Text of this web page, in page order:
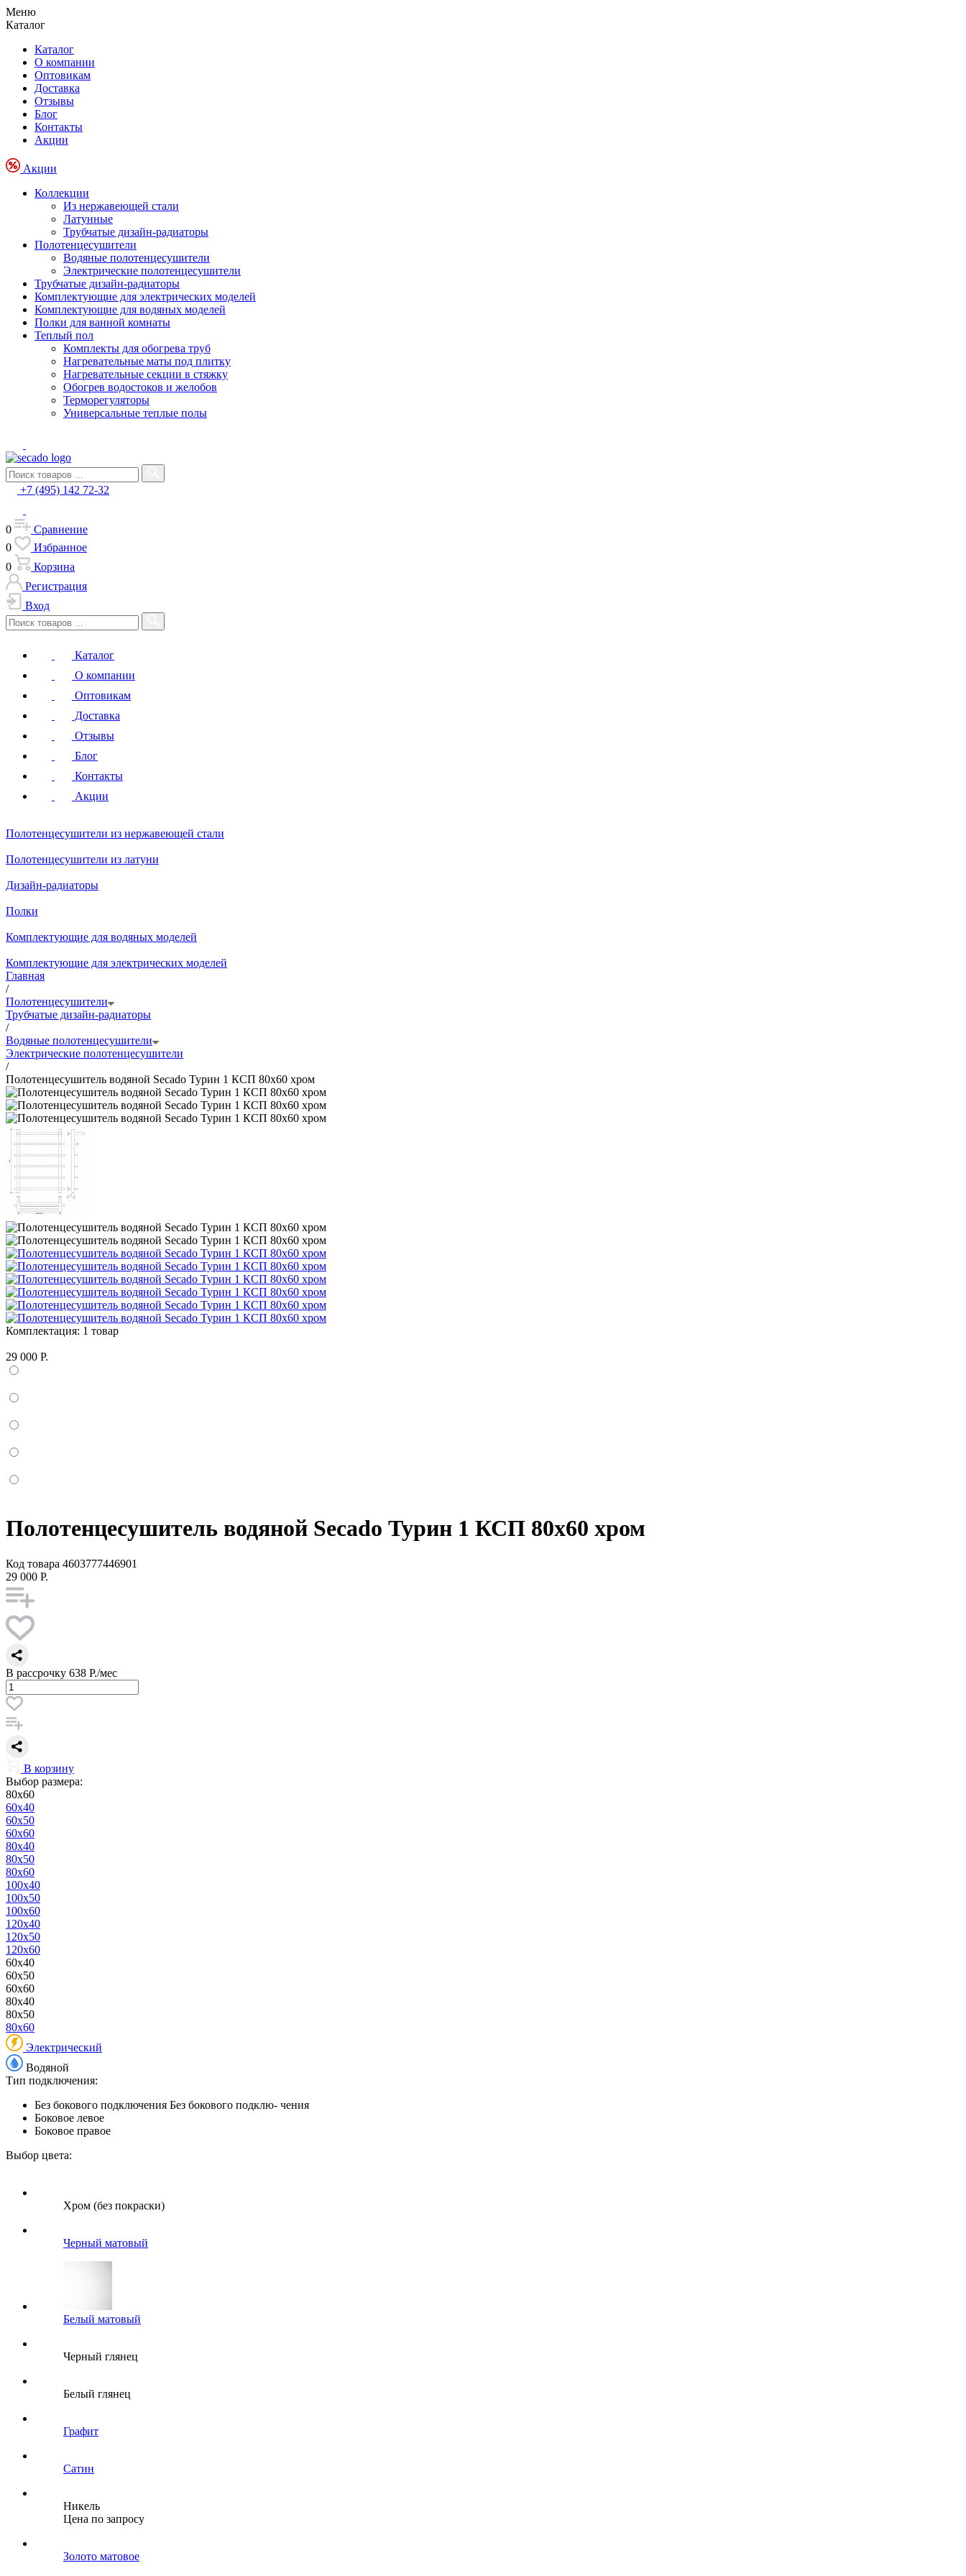
Меню
Каталог
Каталог
О компании
Оптовикам
Доставка
Отзывы
Блог
Контакты
Акции
Акции
Коллекции
Из нержавеющей стали
Латунные
Трубчатые дизайн-радиаторы
Полотенцесушители
Водяные полотенцесушители
Электрические полотенцесушители
Трубчатые дизайн-радиаторы
Комплектующие для электрических моделей
Комплектующие для водяных моделей
Полки для ванной комнаты
Теплый пол
Комплекты для обогрева труб
Нагревательные маты под плитку
Нагревательные секции в стяжку
Обогрев водостоков и желобов
Терморегуляторы
Универсальные теплые полы
+7 (495) 142 72-32
0
Сравнение
0
Избранное
0
Корзина
Регистрация
Вход
Каталог
О компании
Оптовикам
Доставка
Отзывы
Блог
Контакты
Акции
Полотенцесушители из нержавеющей стали
Полотенцесушители из латуни
Дизайн-радиаторы
Полки
Комплектующие для водяных моделей
Комплектующие для электрических моделей
Главная
/
Полотенцесушители
Трубчатые дизайн-радиаторы
/
Водяные полотенцесушители
Электрические полотенцесушители
/
Полотенцесушитель водяной Secado Турин 1 КСП 80x60 хром
Комплектация: 1 товар
29 000 Р.
Полотенцесушитель водяной Secado Турин 1 КСП 80x60 хром
Код товара 4603777446901
29 000 Р.
В рассрочку 638 Р./мес
В корзину
Выбор размера:
80x60
60x40
60x50
60x60
80x40
80x50
80x60
100x40
100x50
100x60
120x40
120x50
120x60
60x40
60x50
60x60
80x40
80x50
80x60
Электрический
Водяной
Тип подключения:
Без бокового подключения Без бокового подклю- чения
Боковое левое
Боковое правое
Выбор цвета:
Хром (без покраски)
Черный матовый
Белый матовый
Черный глянец
Белый глянец
Графит
Сатин
Никель
Цена по запросу
Золото матовое